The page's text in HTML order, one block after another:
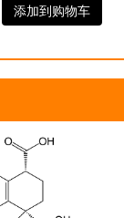
添加到购物车